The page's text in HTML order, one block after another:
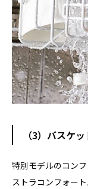
（3）バスケ
特別モデルのコン
ストラコンフォー